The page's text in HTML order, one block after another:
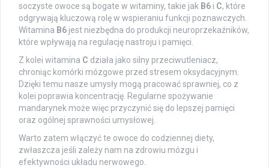
soczyste owoce są bogate w witaminy, takie jak B6 i C, które
odgrywają kluczową rolę w wspieraniu funkcji poznawczych.
Witamina B6 jest niezbędna do produkcji neuroprzekaźników,
które wpływają na regulację nastroju i pamięci.
Z kolei witamina C działa jako silny przeciwutleniacz,
chroniąc komórki mózgowe przed stresem oksydacyjnym.
Dzięki temu nasze umysły mogą pracować sprawniej, co z
kolei poprawia koncentrację. Regularne spożywanie
mandarynek może więc przyczynić się do lepszej pamięci
oraz ogólnej sprawności umysłowej.
Warto zatem włączyć te owoce do codziennej diety,
zwłaszcza jeśli zależy nam na zdrowiu mózgu i
efektywności układu nerwowego.